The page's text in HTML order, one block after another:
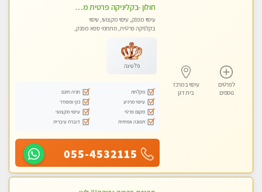
לפרטים
נוספים
עיסוי במרכז
בית דגן
חולון -בקליניקה פרטית מפגש טיפולי !!! מקצועי בלבד - professional therapist ללא מין !!
עיסוי מפנק, עיסוי מקצועי, עיסוי
בקלניקה פרטית, מתחמי ספא מפנק,
פלטינה
מקלחת
חניה חינם
עיסוי מרגיע
נקי ומסודר
מקום פרטי
עיסוי מקצועי
תמונה אמיתית
דוברת עיברית
055-4532115